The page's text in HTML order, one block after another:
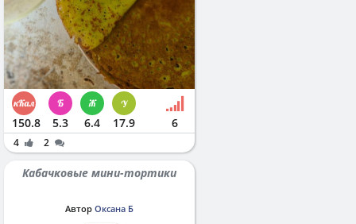
150.8 5.3 6.4 17.9 6
4 2
Кабачковые мини-тортики
Автор Оксана Б